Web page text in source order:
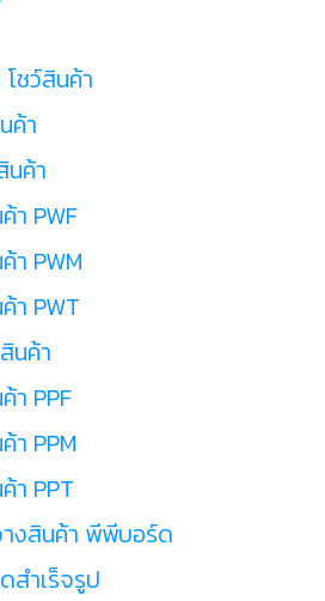
ชว์สินค้า
ค้า
ค้า
า PWF
า PWM
า PWT
นค้า
า PPF
า PPM
า PPT
างสินค้า พีพีบอร์ด
สำเร็จรูป